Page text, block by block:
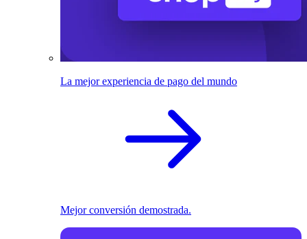
La mejor experiencia de pago del mundo
Mejor conversión demostrada.